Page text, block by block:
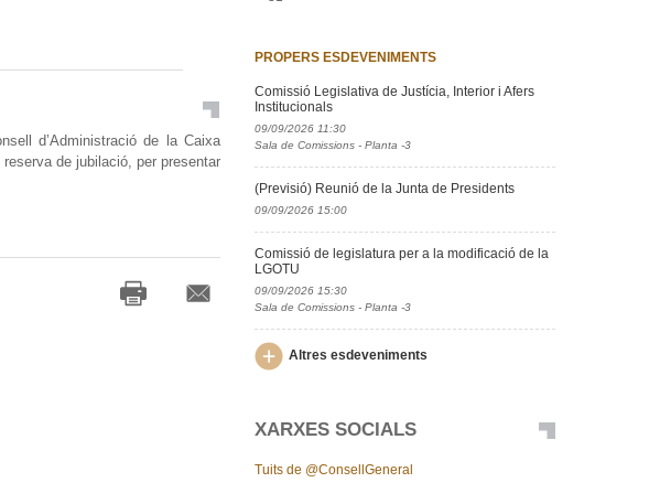
d’Administració de la Caixa
de jubilació, per presentar
PROPERS ESDEVENIMENTS
Comissió Legislativa de Justícia, Interior i Afers
Institucionals
09/09/2026 11:30
Sala de Comissions - Planta -3
(Previsió) Reunió de la Junta de Presidents
09/09/2026 15:00
Comissió de legislatura per a la modificació de la
LGOTU
09/09/2026 15:30
Sala de Comissions - Planta -3
Altres esdeveniments
XARXES SOCIALS
Tuits de @ConsellGeneral